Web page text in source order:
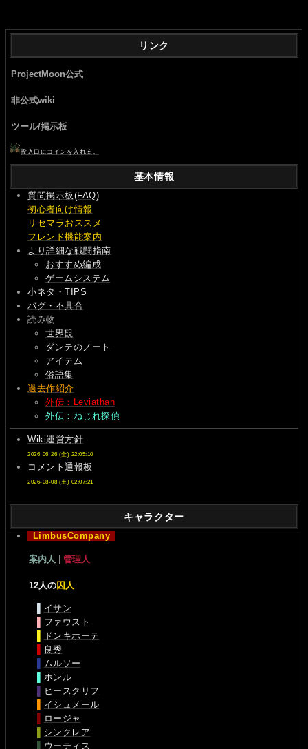
リンク
ProjectMoon公式
非公式wiki
ツール/掲示板
投入口にコインを入れる。
基本情報
質問掲示板(FAQ)
初心者向け情報
リセマラおススメ
フレンド機能案内
より詳細な戦闘指南
おすすめ編成
ゲームシステム
小ネタ・TIPS
バグ・不具合
読み物
世界観
ダンテのノート
アイテム
俗語集
過去作紹介
外伝：Leviathan
外伝：ねじれ探偵
Wiki運営方針
2026-06-26 (金) 22:05:10
コメント通報板
2026-08-08 (土) 02:07:21
キャラクター
LimbusCompany
案内人 管理人
12人の囚人
イサン
ファウスト
ドンキホーテ
良秀
ムルソー
ホンル
ヒースクリフ
イシュメール
ロージャ
シンクレア
ウーティス